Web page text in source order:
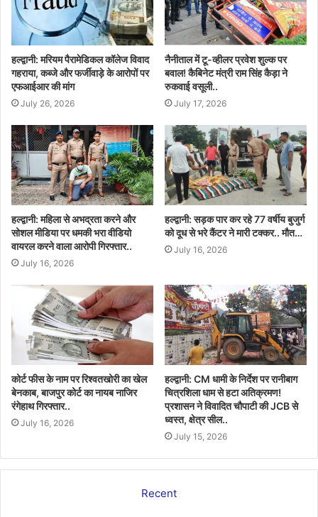
हल्द्वानी: मरियम पैरामेडिकल कॉलेज विवाद
गहराया, कब्जे और फर्जीवाड़े के आरोपों पर
एफआईआर की मांग
July 26, 2026
नैनीताल में टू-व्हीलर प्रवेश शुल्क पर
बवाल! कैबिनेट मंत्री राम सिंह कैड़ा ने
रुकवाई वसूली..
July 17, 2026
हल्द्वानी: महिला से अभद्रता करने और
सोशल मीडिया पर धमकी भरा वीडियो
वायरल करने वाला आरोपी गिरफ्तार..
July 16, 2026
हल्द्वानी: सड़क पार कर रहे 77 वर्षीय बुजुर्ग
को दूध से भरे कैंटर ने मारी टक्कर.. मौत…
July 16, 2026
कोर्ट फीस के नाम पर रिश्वतखोरी का खेल
बेनकाब, बाजपुर कोर्ट का नायब नाजिर
रंगेहाथ गिरफ्तार..
July 16, 2026
हल्द्वानी: CM धामी के निर्देश पर रानीबाग
चित्रशिला धाम से हटा अतिक्रमण!
प्रशासन ने विवादित चौपाटी की JCB से
ध्वस्त, क्षेत्र सील..
July 15, 2026
Recent